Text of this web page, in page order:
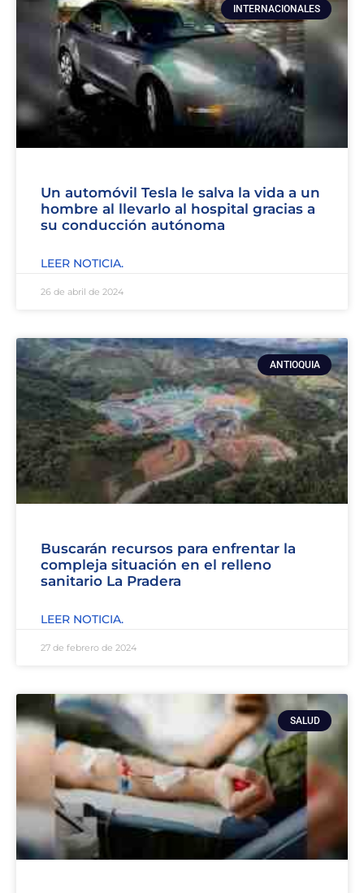
INTERNACIONALES
Un automóvil Tesla le salva la vida a un
hombre al llevarlo al hospital gracias a
su conducción autónoma
LEER NOTICIA.
26 de abril de 2024
ANTIOQUIA
Buscarán recursos para enfrentar la
compleja situación en el relleno
sanitario La Pradera
LEER NOTICIA.
27 de febrero de 2024
SALUD